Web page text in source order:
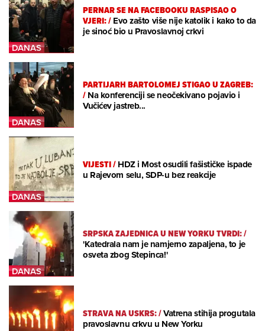
PERNAR SE NA FACEBOOKU RASPISAO O
VJERI:/Evo zašto više nije katolik i kako to da
je sinoć bio u Pravoslavnoj crkvi
PARTIJARH BARTOLOMEJ STIGAO U ZAGREB:
/Na konferenciji se neočekivano pojavio i
Vučićev jastreb...
VIJESTI/HDZ i Most osudili fašističke ispade
u Rajevom selu, SDP-u bez reakcije
SRPSKA ZAJEDNICA U NEW YORKU TVRDI:/
'Katedrala nam je namjerno zapaljena, to je
osveta zbog Stepinca!'
STRAVA NA USKRS:/Vatrena stihija progutala
pravoslavnu crkvu u New Yorku